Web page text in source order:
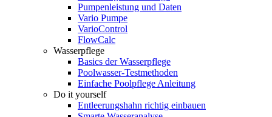
Pumpenleistung und Daten
Vario Pumpe
Vario­Control
FlowCalc
Wasserpflege
Basics der Wasserpflege
Poolwasser-Testmethoden
Einfache Poolpflege Anleitung
Do it yourself
Ent­leerungs­hahn richtig einbauen